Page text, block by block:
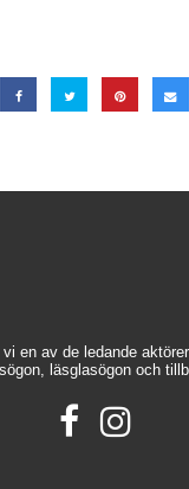
en av de ledande
läsglasögon och